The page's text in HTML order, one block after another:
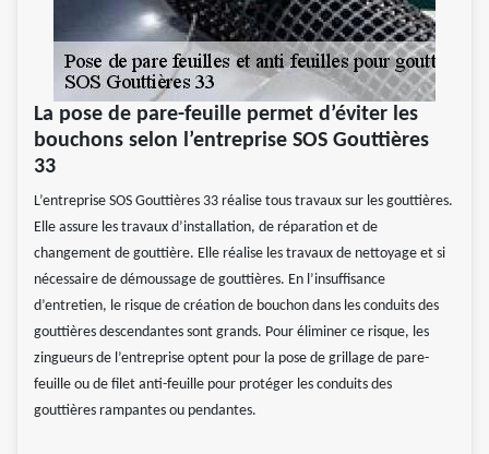
La pose de pare-feuille permet d’éviter les
bouchons selon l’entreprise SOS Gouttières
33
L’entreprise SOS Gouttières 33 réalise tous travaux sur les gouttières.
Elle assure les travaux d’installation, de réparation et de
changement de gouttière. Elle réalise les travaux de nettoyage et si
nécessaire de démoussage de gouttières. En l’insuffisance
d’entretien, le risque de création de bouchon dans les conduits des
gouttières descendantes sont grands. Pour éliminer ce risque, les
zingueurs de l’entreprise optent pour la pose de grillage de pare-
feuille ou de filet anti-feuille pour protéger les conduits des
gouttières rampantes ou pendantes.